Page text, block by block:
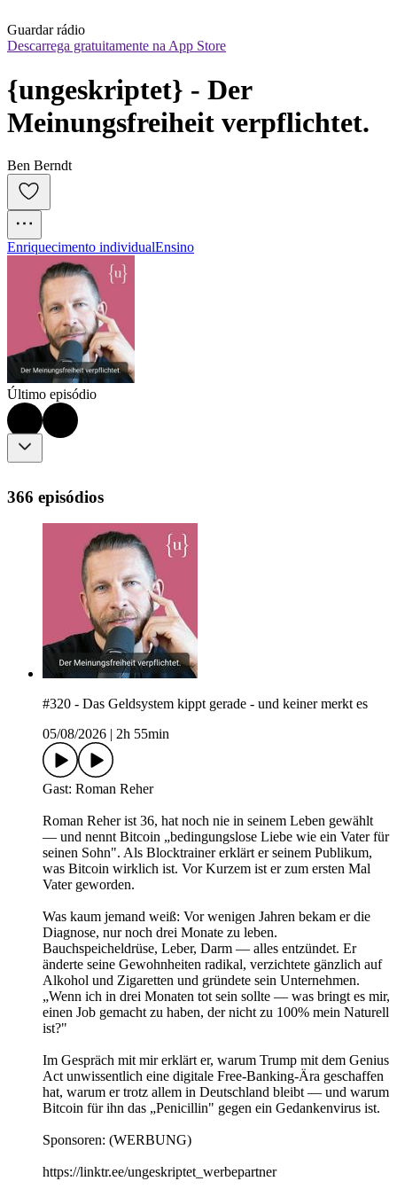
Guardar rádio
Descarrega gratuitamente na App Store
{ungeskriptet} - Der
Meinungsfreiheit verpflichtet.
Ben Berndt
Enriquecimento individualEnsino
Último episódio
366 episódios
#320 - Das Geldsystem kippt gerade - und keiner merkt es
05/08/2026
2h 55min
Gast: Roman Reher
Roman Reher ist 36, hat noch nie in seinem Leben gewählt
— und nennt Bitcoin „bedingungslose Liebe wie ein Vater für
seinen Sohn". Als Blocktrainer erklärt er seinem Publikum,
was Bitcoin wirklich ist. Vor Kurzem ist er zum ersten Mal
Vater geworden.
Was kaum jemand weiß: Vor wenigen Jahren bekam er die
Diagnose, nur noch drei Monate zu leben.
Bauchspeicheldrüse, Leber, Darm — alles entzündet. Er
änderte seine Gewohnheiten radikal, verzichtete gänzlich auf
Alkohol und Zigaretten und gründete sein Unternehmen.
„Wenn ich in drei Monaten tot sein sollte — was bringt es mir,
einen Job gemacht zu haben, der nicht zu 100% mein Naturell
ist?"
Im Gespräch mit mir erklärt er, warum Trump mit dem Genius
Act unwissentlich eine digitale Free-Banking-Ära geschaffen
hat, warum er trotz allem in Deutschland bleibt — und warum
Bitcoin für ihn das „Penicillin" gegen ein Gedankenvirus ist.
Sponsoren: (WERBUNG)
https://linktr.ee/ungeskriptet_werbepartner